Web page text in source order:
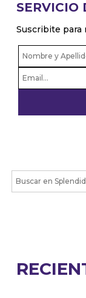
SERVICIO
Suscribite para